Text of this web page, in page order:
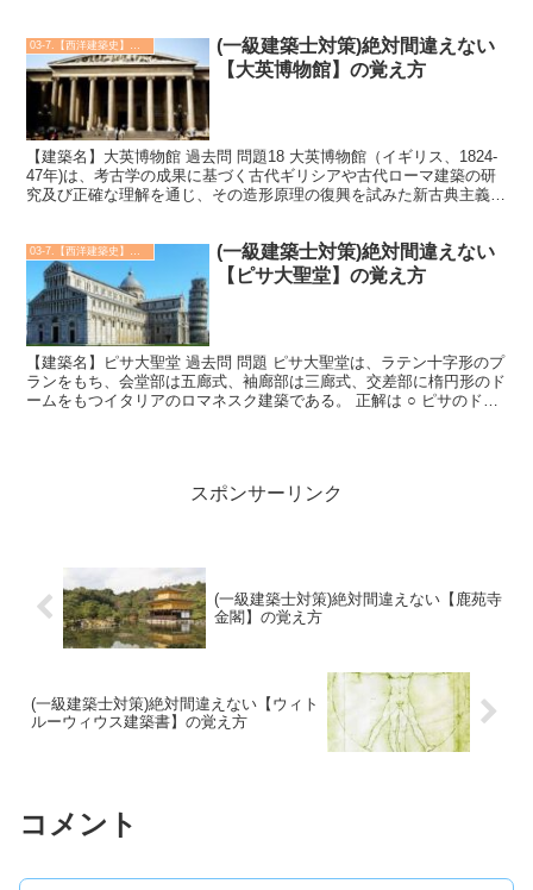
(一級建築士対策)絶対間違えない
【大英博物館】の覚え方
【建築名】大英博物館 過去問 問題18 大英博物館（イギリス、1824-
47年)は、考古学の成果に基づく古代ギリシアや古代ローマ建築の研
究及び正確な理解を通じ、その造形原理の復興を試みた新古典主義を
(一級建築士対策)絶対間違えない
【ピサ大聖堂】の覚え方
【建築名】ピサ大聖堂 過去問 問題 ピサ大聖堂は、ラテン十字形のプ
ランをもち、会堂部は五廊式、袖廊部は三廊式、交差部に楕円形のド
ームをもつイタリアのロマネスク建築である。 正解は ○ ピサのドゥ
スポンサーリンク
(一級建築士対策)絶対間違えない【鹿苑寺
金閣】の覚え方
(一級建築士対策)絶対間違えない【ウィト
ルーウィウス建築書】の覚え方
コメント